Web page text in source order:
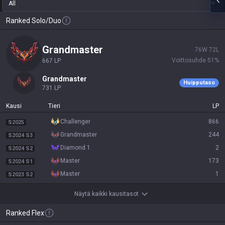
All
Ranked Solo/Duo
grandmaster
667 LP
76W 72L
Voittosuhde 51 %
grandmaster
731 LP
Huipputaso
Kausi Tieri LP
S2025 challenger 866
S2024 S3 grandmaster 244
S2024 S2 diamond 1 2
S2024 S1 master 173
S2023 S2 master 1
Näytä kaikki kausitasot
Ranked Flex